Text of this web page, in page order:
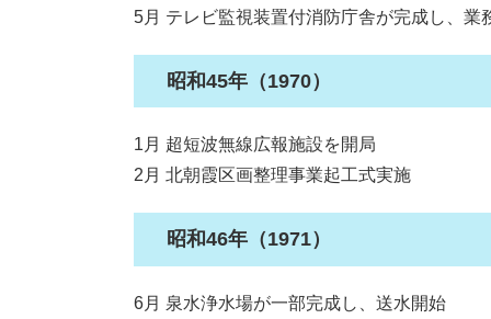
5月 テレビ監視装置付消防庁舎が完成し、業
昭和45年（1970）
1月 超短波無線広報施設を開局
2月 北朝霞区画整理事業起工式実施
昭和46年（1971）
6月 泉水浄水場が一部完成し、送水開始